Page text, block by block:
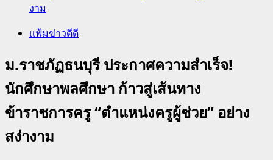
งาม
แฟ้มข่าวดีดี
ม.ราชภัฏธนบุรี ประกาศความสำเร็จ!
นักศึกษาพลศึกษา ก้าวสู่เส้นทาง
ข้าราชการครู “ตำแหน่งครูผู้ช่วย” อย่าง
สง่างาม